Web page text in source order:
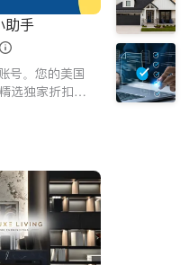
助手
号。您的美国
选独家折扣、